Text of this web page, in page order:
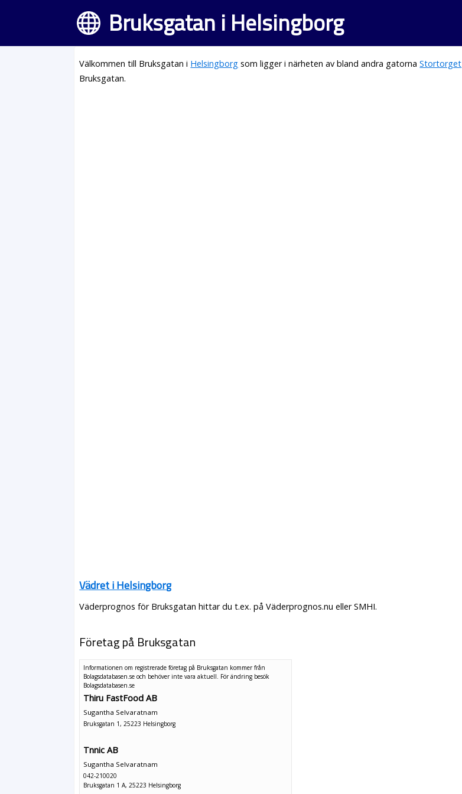
Bruksgatan i Helsingborg
Välkommen till Bruksgatan i Helsingborg som ligger i närheten av bland andra gatornaStortorget
Bruksgatan.
Vädret i Helsingborg
Väderprognos för Bruksgatan hittar du t.ex. på Väderprognos.nu eller SMHI.
Företag på Bruksgatan
Informationen om registrerade företag på Bruksgatan kommer från
Bolagsdatabasen.se och behöver inte vara aktuell. För ändring besök
Bolagsdatabasen.se
Thiru FastFood AB
Sugantha Selvaratnam
Bruksgatan 1, 25223 Helsingborg
Tnnic AB
Sugantha Selvaratnam
042-210020
Bruksgatan 1 A, 25223 Helsingborg